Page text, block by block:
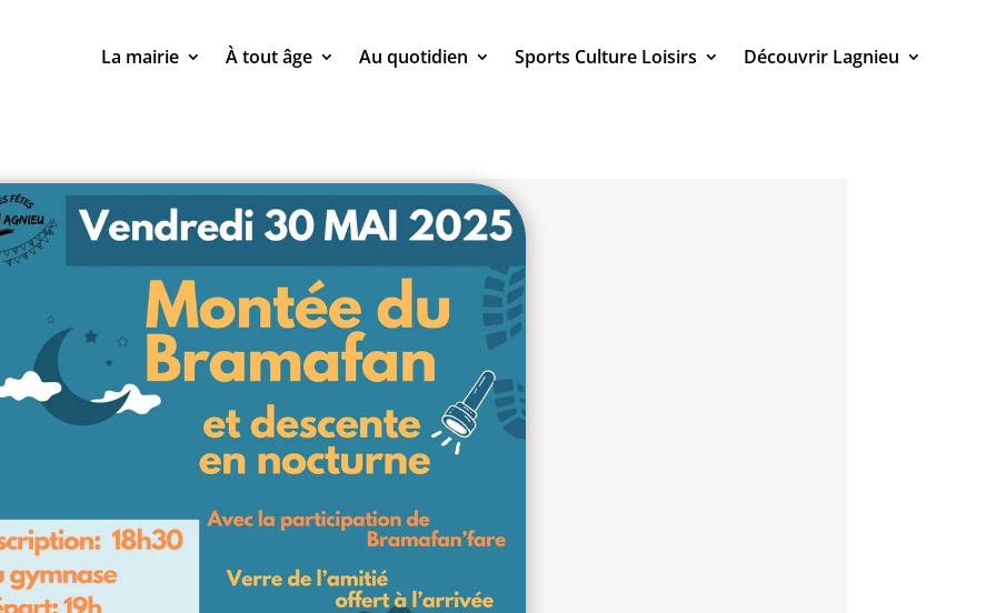
La mairie À tout âge Au quotidien Sports Culture Loisirs Découvrir Lagnieu